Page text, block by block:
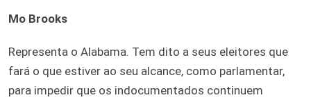
Mo Brooks
Representa o Alabama. Tem dito a seus eleitores que
fará o que estiver ao seu alcance, como parlamentar,
para impedir que os indocumentados continuem